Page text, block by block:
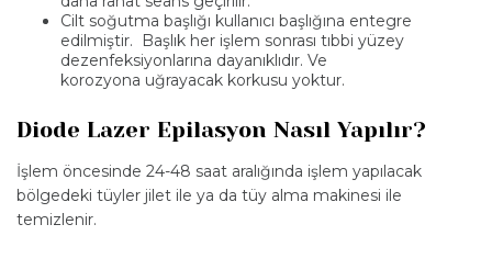
Cilt soğutma başlığı kullanıcı başlığına entegre
edilmiştir. Başlık her işlem sonrası tıbbi yüzey
dezenfeksiyonlarına dayanıklıdır. Ve
korozyona uğrayacak korkusu yoktur.
Diode Lazer Epilasyon Nasıl Yapılır?
İşlem öncesinde 24-48 saat aralığında işlem yapılacak
bölgedeki tüyler jilet ile ya da tüy alma makinesi ile
temizlenir.